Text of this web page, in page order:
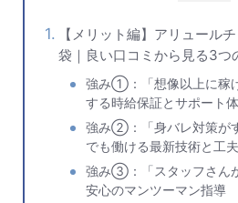
【メリット編】アリュール
袋｜良い口コミから見る3つ
強み①：「想像以上に稼
する時給保証とサポート
強み②：「身バレ対策が
でも働ける最新技術と工夫
強み③：「スタッフさん
安心のマンツーマン指導